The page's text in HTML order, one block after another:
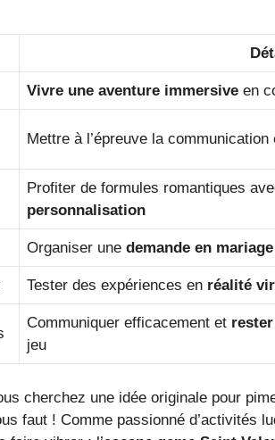
Vivre une aventure immersive en
Mettre à l’épreuve la communication
Profiter de formules romantiques
personnalisation
Organiser une demande en
Tester des expériences en réalité
Communiquer efficacement et
jeu
cherchez une idée originale pour
faut ! Comme passionné d’activités